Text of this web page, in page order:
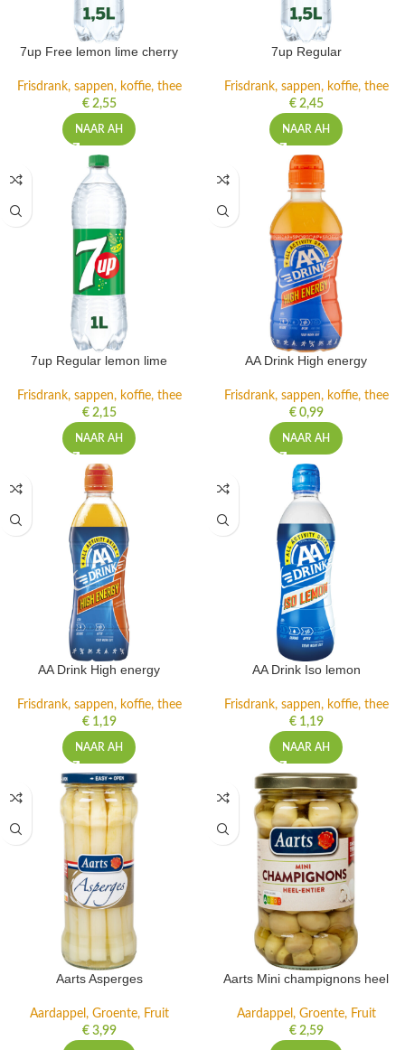
7up Free lemon lime cherry
Frisdrank, sappen, koffie, thee
€2,55
NAAR AH
7up Regular
Frisdrank, sappen, koffie, thee
€2,45
NAAR AH
7up Regular lemon lime
Frisdrank, sappen, koffie, thee
€2,15
NAAR AH
AA Drink High energy
Frisdrank, sappen, koffie, thee
€0,99
NAAR AH
AA Drink High energy
Frisdrank, sappen, koffie, thee
€1,19
NAAR AH
AA Drink Iso lemon
Frisdrank, sappen, koffie, thee
€1,19
NAAR AH
Aarts Asperges
Aardappel, Groente, Fruit
€3,99
Aarts Mini champignons heel
Aardappel, Groente, Fruit
€2,59